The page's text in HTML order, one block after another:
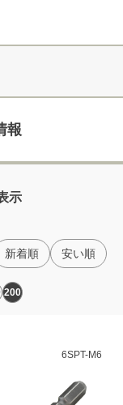
報
示
200
新着順 安い順
6SPT-M6